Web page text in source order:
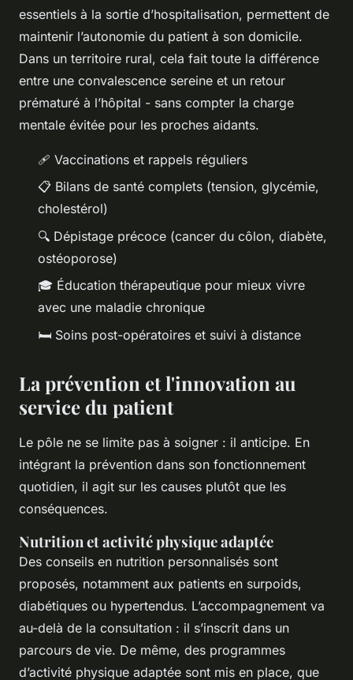
essentiels à la sortie d’hospitalisation, permettent de
maintenir l’autonomie du patient à son domicile.
Dans un territoire rural, cela fait toute la différence
entre une convalescence sereine et un retour
prématuré à l’hôpital - sans compter la charge
mentale évitée pour les proches aidants.
🩹 Vaccinations et rappels réguliers
📋 Bilans de santé complets (tension, glycémie,
cholestérol)
🔍 Dépistage précoce (cancer du côlon, diabète,
ostéoporose)
🎓 Éducation thérapeutique pour mieux vivre
avec une maladie chronique
🛏 Soins post-opératoires et suivi à distance
La prévention et l'innovation au
service du patient
Le pôle ne se limite pas à soigner : il anticipe. En
intégrant la prévention dans son fonctionnement
quotidien, il agit sur les causes plutôt que les
conséquences.
Nutrition et activité physique adaptée
Des conseils en nutrition personnalisés sont
proposés, notamment aux patients en surpoids,
diabétiques ou hypertendus. L’accompagnement va
au-delà de la consultation : il s’inscrit dans un
parcours de vie. De même, des programmes
d’activité physique adaptée sont mis en place, que